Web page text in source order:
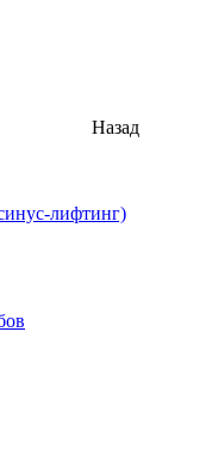
Назад
лифтинг)